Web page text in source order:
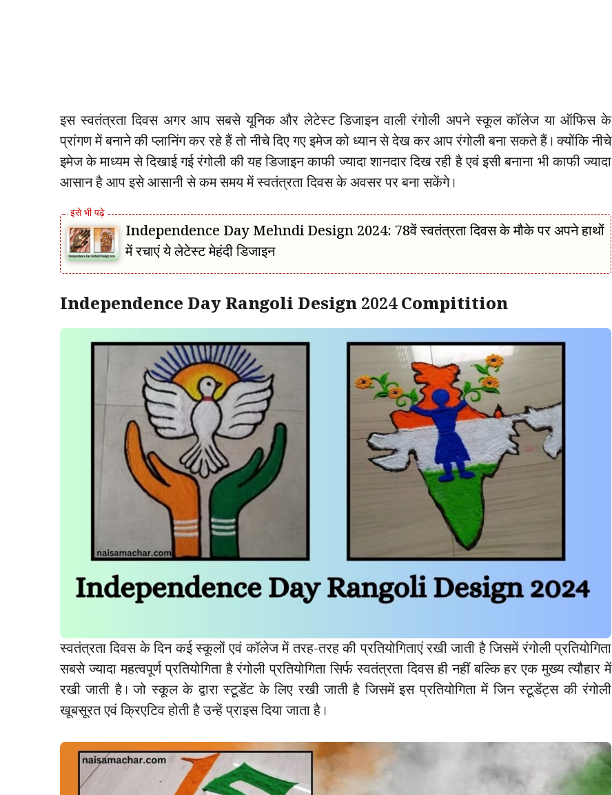
इस स्वतंत्रता दिवस अगर आप सबसे यूनिक और लेटेस्ट डिजाइन वाली रंगोली अपने स्कूल कॉलेज या ऑफिस के
प्रांगण में बनाने की प्लानिंग कर रहे हैं तो नीचे दिए गए इमेज को ध्यान से देख कर आप रंगोली बना सकते हैं। क्योंकि नीचे
इमेज के माध्यम से दिखाई गई रंगोली की यह डिजाइन काफी ज्यादा शानदार दिख रही है एवं इसी बनाना भी काफी ज्यादा
आसान है आप इसे आसानी से कम समय में स्वतंत्रता दिवस के अवसर पर बना सकेंगे।
Independence Day Mehndi Design 2024: 78वें स्वतंत्रता दिवस के मौके पर अपने हाथों
में रचाएं ये लेटेस्ट मेहंदी डिजाइन
Independence Day Rangoli Design 2024 Compitition
स्वतंत्रता दिवस के दिन कई स्कूलों एवं कॉलेज में तरह-तरह की प्रतियोगिताएं रखी जाती है जिसमें रंगोली प्रतियोगिता
सबसे ज्यादा महत्वपूर्ण प्रतियोगिता है रंगोली प्रतियोगिता सिर्फ स्वतंत्रता दिवस ही नहीं बल्कि हर एक मुख्य त्यौहार में
रखी जाती है। जो स्कूल के द्वारा स्टूडेंट के लिए रखी जाती है जिसमें इस प्रतियोगिता में जिन स्टूडेंट्स की रंगोली
खूबसूरत एवं क्रिएटिव होती है उन्हें प्राइस दिया जाता है।